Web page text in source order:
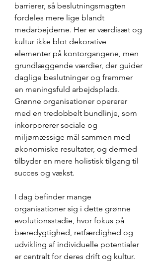
barrierer, så beslutningsmagten
fordeles mere lige blandt
medarbejderne. Her er værdisæt og
kultur ikke blot dekorative
elementer på kontorgangene, men
grundlæggende værdier, der guider
daglige beslutninger og fremmer
en meningsfuld arbejdsplads.
Grønne organisationer opererer
med en tredobbelt bundlinje, som
inkorporerer sociale og
miljømæssige mål sammen med
økonomiske resultater, og dermed
tilbyder en mere holistisk tilgang til
succes og vækst.
I dag befinder mange
organisationer sig i dette grønne
evolutionsstadie, hvor fokus på
bæredygtighed, retfærdighed og
udvikling af individuelle potentialer
er centralt for deres drift og kultur.